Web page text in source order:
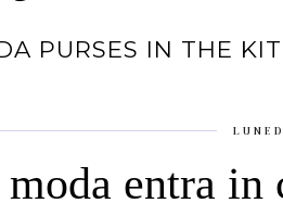
PURSES IN THE
entra in